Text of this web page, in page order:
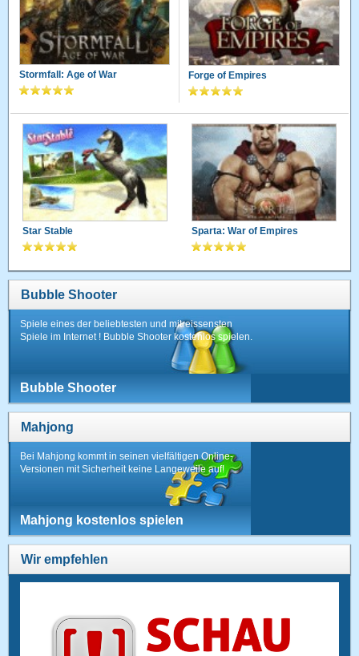
Stormfall: Age of War Forge of Empires
Star Stable Sparta: War of Empires
Bubble Shooter
Spiele eines der beliebtesten und mitreissensten
Spiele im Internet ! Bubble Shooter kostenlos spielen.
Bubble Shooter
Mahjong
Bei Mahjong kommt in seinen vielfältigen Online-
Versionen mit Sicherheit keine Langeweile auf!
Mahjong kostenlos spielen
Wir empfehlen